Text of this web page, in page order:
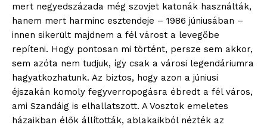
mert negyedszázada még szovjet katonák használták,
hanem mert harminc esztendeje – 1986 júniusában –
innen sikerült majdnem a fél várost a levegőbe
repíteni. Hogy pontosan mi történt, persze sem akkor,
sem azóta nem tudjuk, így csak a városi legendáriumra
hagyatkozhatunk. Az biztos, hogy azon a júniusi
éjszakán komoly fegyverropogásra ébredt a fél város,
ami Szandáig is elhallatszott. A Vosztok emeletes
házaikban élők állították, ablakaikból nézték az